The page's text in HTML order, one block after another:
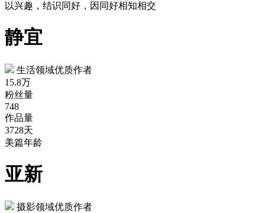
以兴趣，结识同好，因同好相知相交
静宜
生活领域优质作者
15.8万
粉丝量
748
作品量
3728天
美篇年龄
亚新
摄影领域优质作者